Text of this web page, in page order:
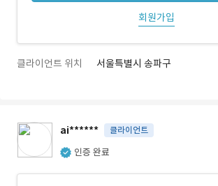
회원가입
클라이언트 위치 서울특별시 송파구
ai****** 클라이언트
인증 완료